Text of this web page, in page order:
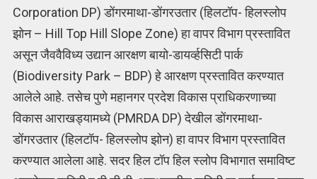
Corporation DP) डोंगरमाथा-डोंगरउतार (हिलटॉप- हिलस्लोप
झोन – Hill Top Hill Slope Zone) हा वापर विभाग प्रस्तावित
असून जैववैविध्य उद्यान आरक्षण बायो-डायर्व्हसिटी पार्क
(Biodiversity Park – BDP) हे आरक्षण प्रस्तावित करण्यात
आलेले आहे. तसेच पुणे महानगर प्रदेश विकास प्राधिकरणाच्या
विकास आराखड्यामध्ये (PMRDA DP) देखील डोंगरमाथा-
डोंगरउतार (हिलटॉप- हिलस्लोप झोन) हा वापर विभाग प्रस्तावित
करण्यात आलेला आहे. सदर हिल टॉप हिल स्लोप विभागात समाविष्ट